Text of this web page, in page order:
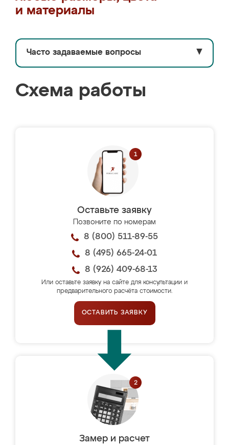
и материалы
Часто задаваемые вопросы ▼
Схема работы
Оставьте заявку
Позвоните по номерам
8 (800) 511-89-55
8 (495) 665-24-01
8 (926) 409-68-13
Или оставьте заявку на сайте для консультации и
предварительного расчёта стоимости.
ОСТАВИТЬ ЗАЯВКУ
Замер и расчет